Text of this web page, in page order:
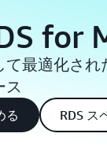
for
最適化さ
ス
る RDS ス